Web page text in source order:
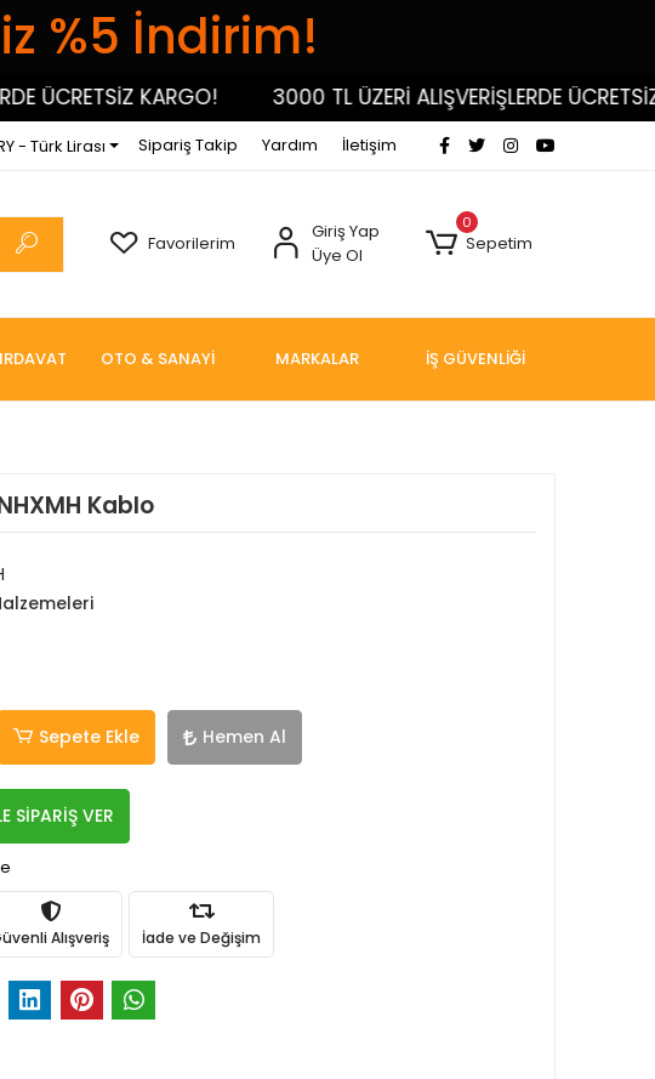
%5 İndirim!
KARGO! 3000 TL ÜZERİ ALIŞVERİŞLERDE ÜCRETSİZ
- Türk Lirası Sipariş Takip Yardım İletişim
Favorilerim
Giriş Yap
Üye Ol
0
Sepetim
OTO & SANAYİ MARKALAR İŞ GÜVENLİĞİ
Kablo
Sepete Ekle Hemen Al
SİPARİŞ VER
Alışveriş İade ve Değişim